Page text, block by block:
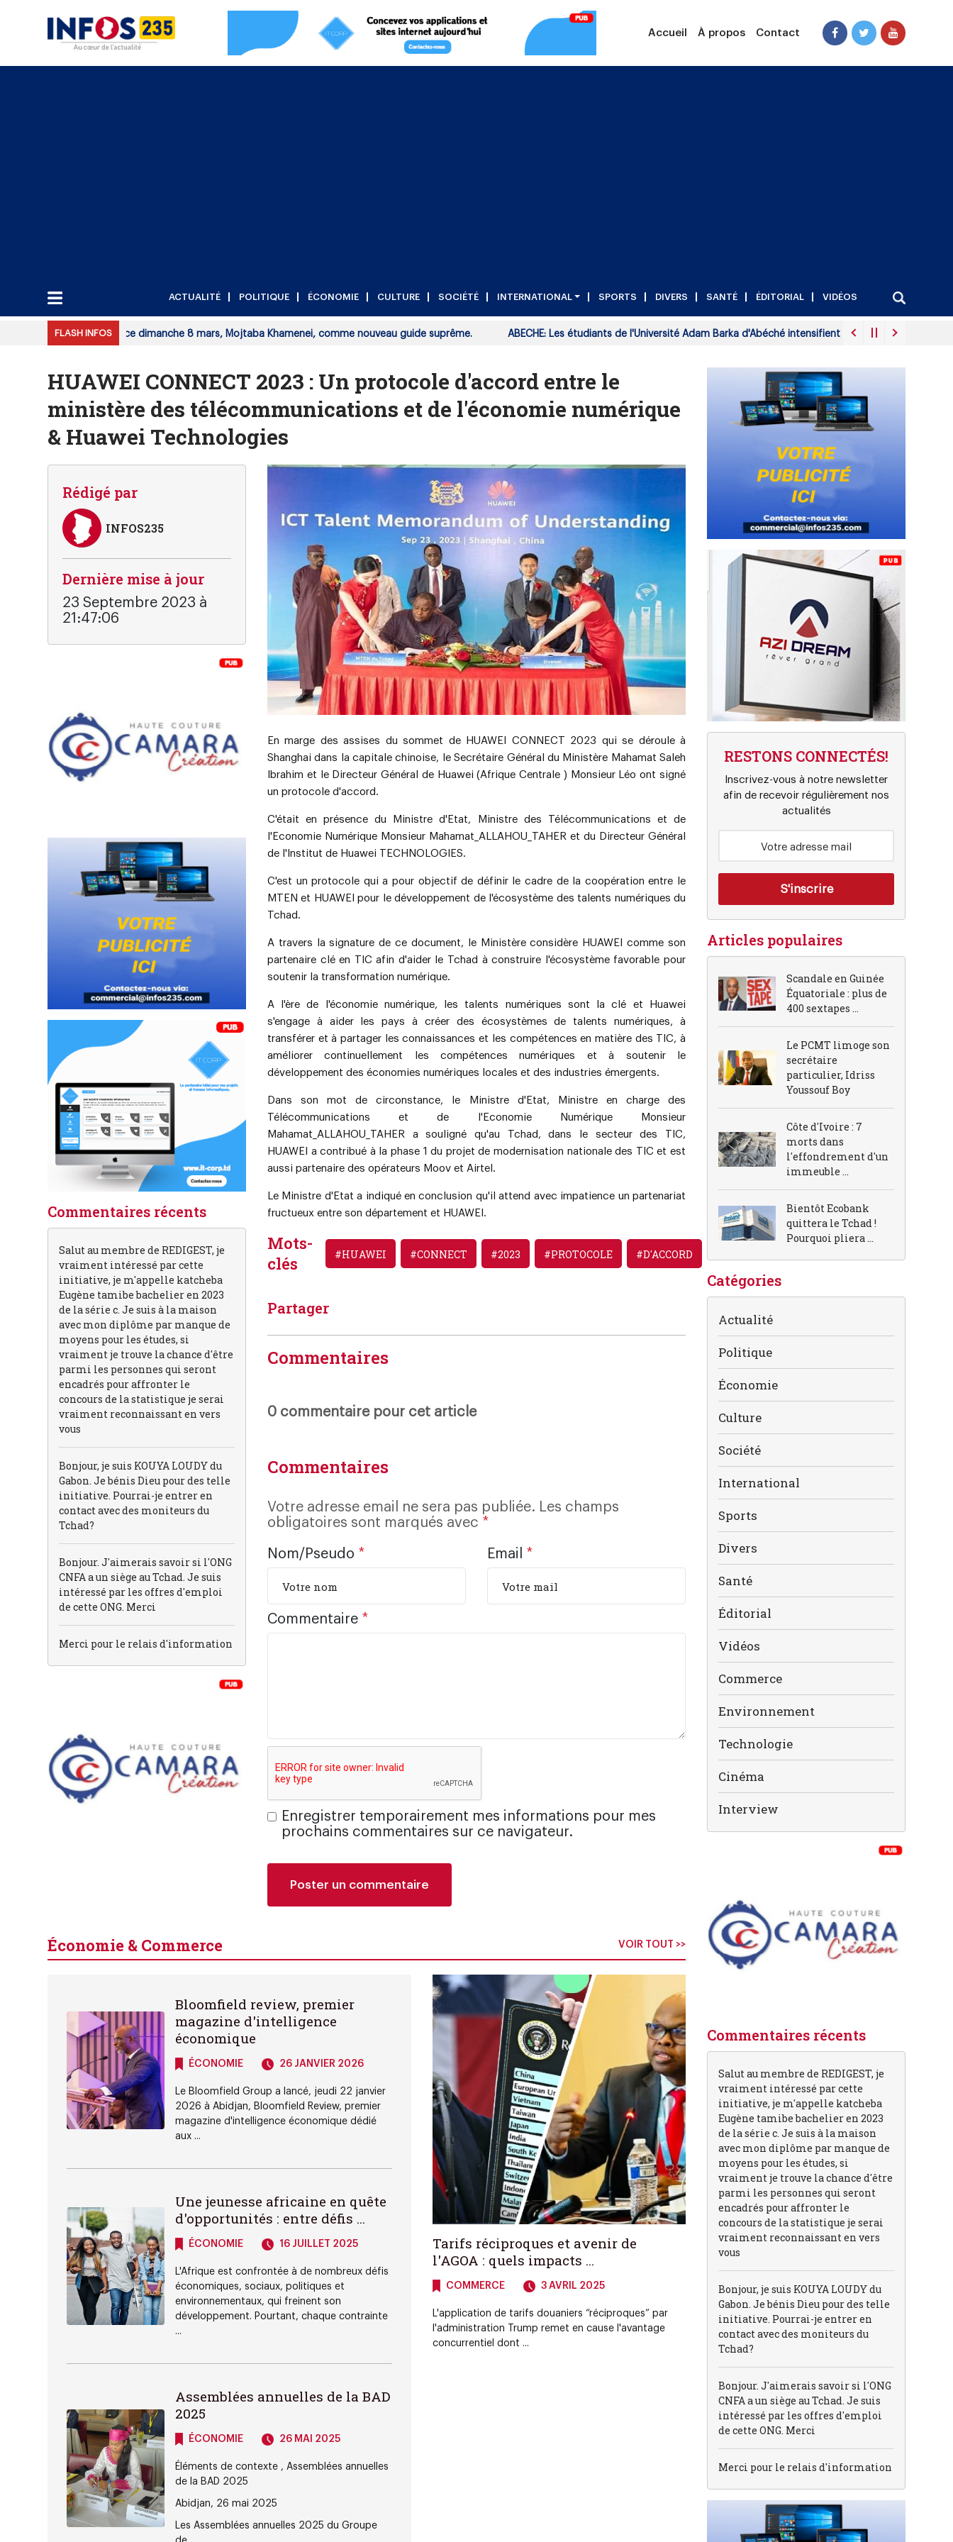
Accueil À propos Contact
ACTUALITÉ POLITIQUE ÉCONOMIE CULTURE SOCIÉTÉ INTERNATIONAL SPORTS DIVERS SANTÉ ÉDITORIAL VIDÉOS
FLASH INFOS
experts a désigné, ce dimanche 8 mars, Mojtaba Khamenei, comme nouveau guide suprême. ABECHE: Les étudiants de l'Université Adam Barka d'Abéché intensifient leur mobilisation face à la
HUAWEI CONNECT 2023 : Un protocole d'accord entre le
ministère des télécommunications et de l'économie numérique
& Huawei Technologies
Rédigé par
INFOS235
Dernière mise à jour
23 Septembre 2023 à
21:47:06
Commentaires récents
Salut au membre de REDIGEST, je
vraiment intéressé par cette
initiative, je m'appelle katcheba
Eugène tamibe bachelier en 2023
de la série c. Je suis à la maison
avec mon diplôme par manque de
moyens pour les études, si
vraiment je trouve la chance d'être
parmi les personnes qui seront
encadrés pour affronter le
concours de la statistique je serai
vraiment reconnaissant en vers
vous
Bonjour, je suis KOUYA LOUDY du
Gabon. Je bénis Dieu pour des telle
initiative. Pourrai-je entrer en
contact avec des moniteurs du
Tchad?
Bonjour. J'aimerais savoir si l'ONG
CNFA a un siège au Tchad. Je suis
intéressé par les offres d'emploi
de cette ONG. Merci
Merci pour le relais d'information
En marge des assises du sommet de HUAWEI CONNECT 2023 qui se déroule à
Shanghai dans la capitale chinoise, le Secrétaire Général du Ministère Mahamat Saleh
Ibrahim et le Directeur Général de Huawei (Afrique Centrale ) Monsieur Léo ont signé
un protocole d'accord.
C'était en présence du Ministre d'Etat, Ministre des Télécommunications et de
l'Economie Numérique Monsieur Mahamat_ALLAHOU_TAHERet du Directeur Général
de l'Institut de Huawei TECHNOLOGIES.
C'est un protocole qui a pour objectif de définir le cadre de la coopération entre le
MTEN et HUAWEI pour le développement de l'écosystème des talents numériques du
Tchad.
A travers la signature de ce document, le Ministère considère HUAWEI comme son
partenaire clé en TIC afin d'aider le Tchad à construire l'écosystème favorable pour
soutenir la transformation numérique.
A l'ère de l'économie numérique, les talents numériques sont la clé et Huawei
s'engage à aider les pays à créer des écosystèmes de talents numériques, à
transférer et à partager les connaissances et les compétences en matière des TIC, à
améliorer continuellement les compétences numériques et à soutenir le
développement des économies numériques locales et des industries émergents.
Dans son mot de circonstance, le Ministre d'Etat, Ministre en charge des
Télécommunications et de l'Economie Numérique Monsieur
Mahamat_ALLAHOU_TAHERa souligné qu'au Tchad, dans le secteur des TIC,
HUAWEI a contribué à la phase 1 du projet de modernisation nationale des TIC et est
aussi partenaire des opérateurs Moov et Airtel.
Le Ministre d'Etat a indiqué en conclusion qu'il attend avec impatience un partenariat
fructueux entre son département et HUAWEI.
Mots-
clés
#HUAWEI #CONNECT #2023 #PROTOCOLE #D'ACCORD
Partager
Commentaires
0 commentaire pour cet article
Commentaires
Votre adresse email ne sera pas publiée. Les champs
obligatoires sont marqués avec *
Nom/Pseudo * Email *
Commentaire *
Enregistrer temporairement mes informations pour mes
prochains commentaires sur ce navigateur.
Économie & Commerce VOIR TOUT >>
Bloomfield review, premier
magazine d'intelligence
économique
ÉCONOMIE 26 JANVIER 2026
Le Bloomfield Group a lancé, jeudi 22 janvier
2026 à Abidjan, Bloomfield Review, premier
magazine d'intelligence économique dédié
aux ...
Une jeunesse africaine en quête
d'opportunités : entre défis ...
ÉCONOMIE 16 JUILLET 2025
L'Afrique est confrontée à de nombreux défis
économiques, sociaux, politiques et
environnementaux, qui freinent son
développement. Pourtant, chaque contrainte
...
Assemblées annuelles de la BAD
2025
ÉCONOMIE 26 MAI 2025
Éléments de contexte , Assemblées annuelles
de la BAD 2025
Abidjan, 26 mai 2025
Les Assemblées annuelles 2025 du Groupe
Tarifs réciproques et avenir de
l'AGOA : quels impacts ...
COMMERCE 3 AVRIL 2025
L'application de tarifs douaniers “réciproques” par
l'administration Trump remet en cause l'avantage
concurrentiel dont ...
RESTONS CONNECTÉS!
Inscrivez-vous à notre newsletter
afin de recevoir régulièrement nos
actualités
Articles populaires
Scandale en Guinée
Équatoriale : plus de
400 sextapes ...
Le PCMT limoge son
secrétaire
particulier, Idriss
Youssouf Boy
Côte d'Ivoire : 7
morts dans
l'effondrement d'un
immeuble ...
Bientôt Ecobank
quittera le Tchad !
Pourquoi pliera ...
Catégories
Actualité
Politique
Économie
Culture
Société
International
Sports
Divers
Santé
Éditorial
Vidéos
Commerce
Environnement
Technologie
Cinéma
Interview
Commentaires récents
Salut au membre de REDIGEST, je
vraiment intéressé par cette
initiative, je m'appelle katcheba
Eugène tamibe bachelier en 2023
de la série c. Je suis à la maison
avec mon diplôme par manque de
moyens pour les études, si
vraiment je trouve la chance d'être
parmi les personnes qui seront
encadrés pour affronter le
concours de la statistique je serai
vraiment reconnaissant en vers
vous
Bonjour, je suis KOUYA LOUDY du
Gabon. Je bénis Dieu pour des telle
initiative. Pourrai-je entrer en
contact avec des moniteurs du
Tchad?
Bonjour. J'aimerais savoir si l'ONG
CNFA a un siège au Tchad. Je suis
intéressé par les offres d'emploi
de cette ONG. Merci
Merci pour le relais d'information